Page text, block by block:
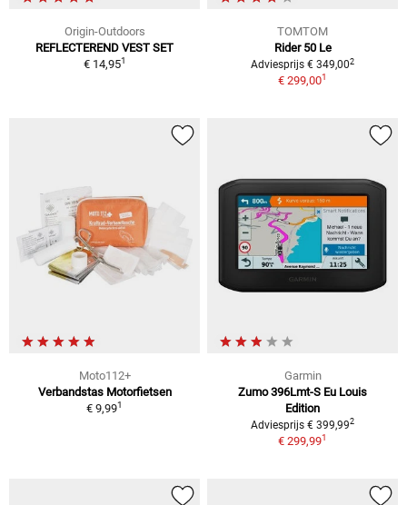
Origin-Outdoors
REFLECTEREND VEST SET
€ 14,951
TOMTOM
Rider 50 Le
Adviesprijs € 349,002
€ 299,001
Moto112+
Verbandstas Motorfietsen
€ 9,991
Garmin
Zumo 396Lmt-S Eu Louis
Edition
Adviesprijs € 399,992
€ 299,991